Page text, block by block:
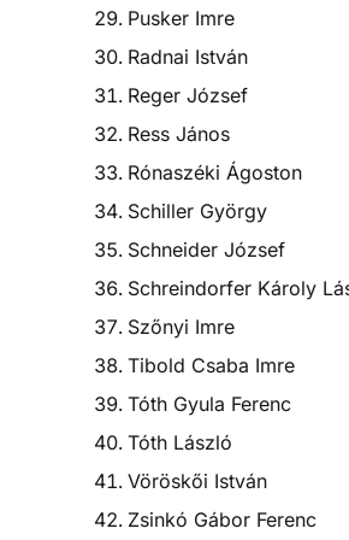
Pusker Imre
Radnai István
Reger József
Ress János
Rónaszéki Ágoston
Schiller György
Schneider József
Schreindorfer Károly
Szőnyi Imre
Tibold Csaba Imre
Tóth Gyula Ferenc
Tóth László
Vöröskői István
Zsinkó Gábor Ferenc